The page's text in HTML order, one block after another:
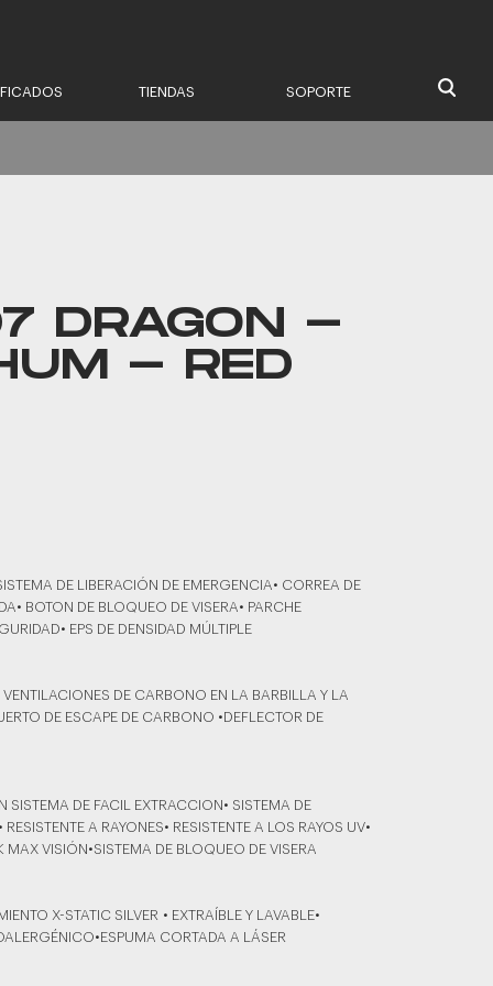
TIENDAS SOPORTE
DRAGON -
- RED
DE LIBERACIÓN DE EMERGENCIA• CORREA DE
BOTON DE BLOQUEO DE VISERA• PARCHE
EPS DE DENSIDAD MÚLTIPLE
DE CARBONO EN LA BARBILLA Y LA
DE ESCAPE DE CARBONO •DEFLECTOR DE
SISTEMA DE FACIL EXTRACCION• SISTEMA DE
A RAYONES• RESISTENTE A LOS RAYOS UV•
MAX VISIÓN•SISTEMA DE BLOQUEO DE VISERA
X-STATIC SILVER • EXTRAÍBLE Y LAVABLE•
CORTADA A LÁSER